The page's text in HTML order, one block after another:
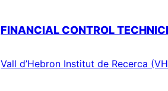
FINANCIAL CONTROL
Vall d’Hebron Institut de Recerca